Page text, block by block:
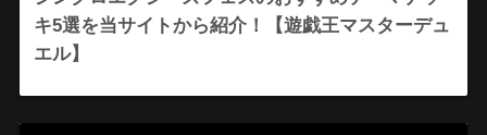
キ5選を当サイトから紹介！【遊戯王マスターデュ
エル】